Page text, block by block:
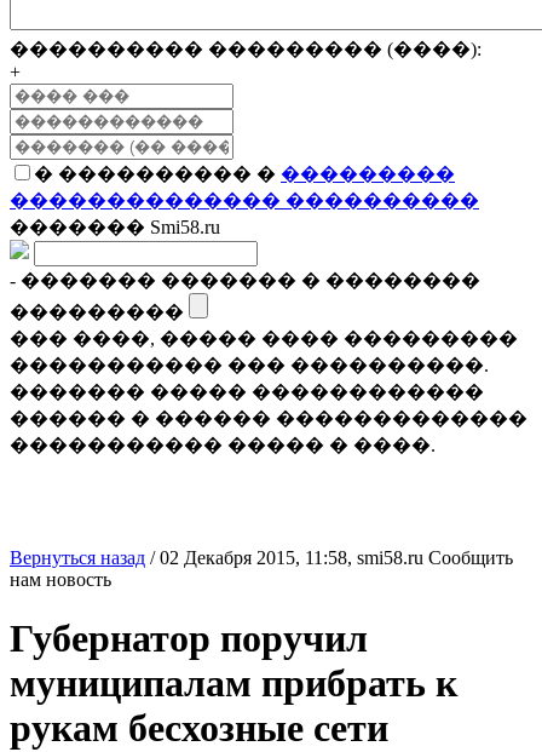
���������� ��������� (����):
+
� ���������� � ���������
�������������� ����������
������� Smi58.ru
- ������� ������� � ��������
���������
��� ����, ����� ���� ���������
����������� ��� ����������.
������� ����� ������������
������ � ������ �������������
����������� ����� � ����.
Вернуться назад /02 Декабря 2015, 11:58, smi58.ru Сообщить
нам новость
Губернатор поручил
муниципалам прибрать к
рукам бесхозные сети